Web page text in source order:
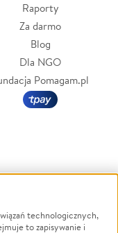
Raporty
Za darmo
Blog
Dla NGO
Pomagam.pl
Powódź
technologicznych,
to zapisywanie i